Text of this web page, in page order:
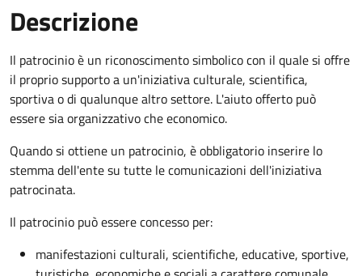
Descrizione
Il patrocinio è un riconoscimento simbolico con il quale si offre
il proprio supporto a un'iniziativa culturale, scientifica,
sportiva o di qualunque altro settore. L'aiuto offerto può
essere sia organizzativo che economico.
Quando si ottiene un patrocinio, è obbligatorio inserire lo
stemma dell'ente su tutte le comunicazioni dell'iniziativa
patrocinata.
Il patrocinio può essere concesso per:
manifestazioni culturali, scientifiche, educative, sportive,